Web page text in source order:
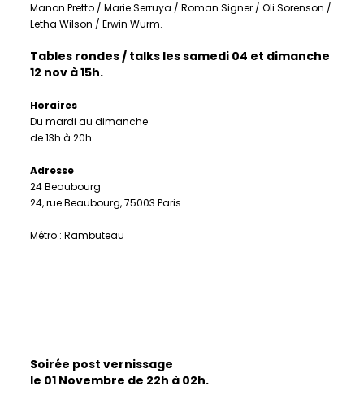
Manon Pretto / Marie Serruya / Roman Signer / Oli Sorenson /
Letha Wilson / Erwin Wurm.
Tables rondes / talks les samedi 04 et dimanche
12 nov à 15h.
Horaires
Du mardi au dimanche
de 13h à 20h
Adresse
24 Beaubourg
24, rue Beaubourg, 75003 Paris
Métro : Rambuteau
Soirée post vernissage
le 01 Novembre de 22h à 02h.